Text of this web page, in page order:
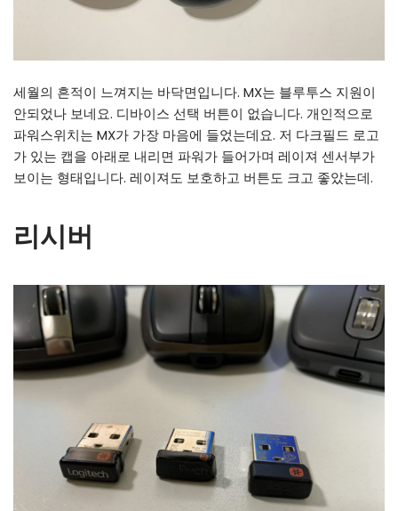
세월의 흔적이 느껴지는 바닥면입니다. MX는 블루투스 지원이
안되었나 보네요. 디바이스 선택 버튼이 없습니다. 개인적으로
파워스위치는 MX가 가장 마음에 들었는데요. 저 다크필드 로고
가 있는 캡을 아래로 내리면 파워가 들어가며 레이져 센서부가
보이는 형태입니다. 레이져도 보호하고 버튼도 크고 좋았는데.
리시버